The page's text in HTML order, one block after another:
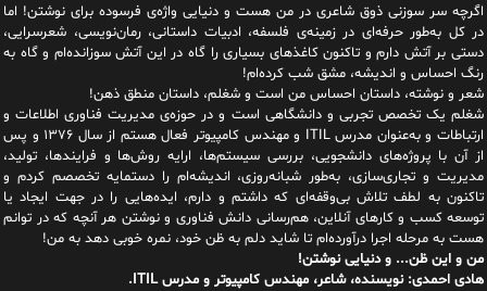
اگرچه سر سوزنی ذوق شاعری در من هست و دنیایی واژه‌‌ی فرسوده برای نوشتن! اما
در کل به‌طور حرفه‌ای در زمینه‌ی فلسفه، ادبیات داستانی، رمان‌نویسی، شعرسرایی،
دستی بر آتش دارم و تاکنون کاغذهای بسیاری را گاه در این آتش سوزانده‌ام و گاه به
رنگ احساس و اندیشه، مشق شب کرده‌ام!
شعر و نوشته، داستان احساس من است و شغلم، داستان منطق ذهن!
شغلم یک تخصص تجربی و دانشگاهی است و در حوزه‌ی مدیریت فناوری اطلاعات و
ارتباطات و به‌عنوان مدرس ITIL و مهندس کامپیوتر فعال هستم از سال ۱۳۷۶ و پس
از آن با پروژه‌های دانشجویی، بررسی سیستم‌ها، ارایه روش‌ها و فرایندها، تولید،
مدیریت و تجاری‌سازی، به‌طور شبانه‌روزی، اندیشه‌ام را دستمایه تخصصم کردم و
تاکنون به لطف تلاش بی‌وقفه‌ای که داشتم و دارم، اید‌ه‌هایی را در جهت ایجاد یا
توسعه کسب و کارهای آنلاین، هم‌رسانی دانش فناوری و نوشتن هر آنچه که در توانم
هست به مرحله اجرا درآورده‌ام تا شاید دلم به ظن خود، نمره خوبی دهد به من!
من و این ظن... و دنیایی نوشتن!
هادی احمدی: نویسنده، شاعر، مهندس کامپیوتر و مدرس ITIL.